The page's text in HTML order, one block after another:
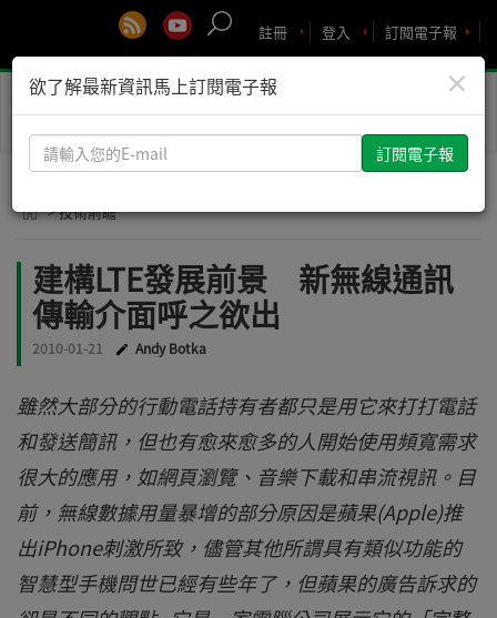
訂閱電子報
登入
註冊
Toggle
> 技術前瞻
建構LTE發展前景 新無線通訊
傳輸介面呼之欲出
2010-01-21 Andy Botka
雖然大部分的行動電話持有者都只是用它來打打電話
和發送簡訊，但也有愈來愈多的人開始使用頻寬需求
很大的應用，如網頁瀏覽、音樂下載和串流視訊。目
前，無線數據用量暴增的部分原因是蘋果(Apple)推
出iPhone刺激所致，儘管其他所謂具有類似功能的
智慧型手機問世已經有些年了，但蘋果的廣告訴求的
×
欲了解最新資訊馬上訂閱電子報
請
輸
您
E-
mail